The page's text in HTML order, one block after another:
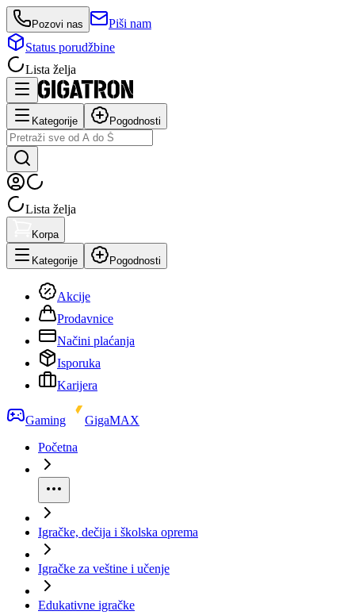
Pozovi nas
Piši nam
Status porudžbine
Lista želja
Kategorije Pogodnosti
Lista želja
Korpa
Kategorije Pogodnosti
Akcije
Prodavnice
Načini plaćanja
Isporuka
Karijera
Gaming
GigaMAX
Početna
Igračke, dečija i školska oprema
Igračke za veštine i učenje
Edukativne igračke